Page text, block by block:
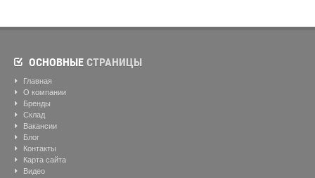
ОСНОВНЫЕ СТРАНИЦЫ
Главная
О компании
Бренды
Склад
Вакансии
Блог
Контакты
Карта сайта
Видео